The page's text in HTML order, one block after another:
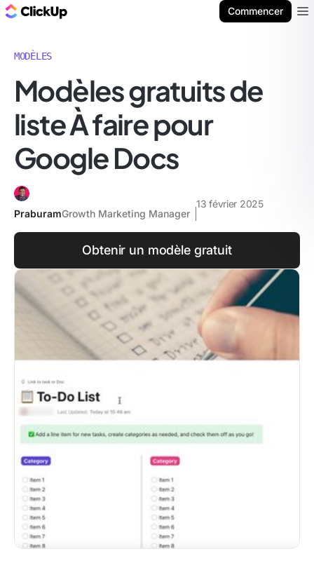
Commencer
MODÈLES
Modèles gratuits de
liste À faire pour
Google Docs
PraburamGrowth Marketing Manager
13 février 2025
Obtenir un modèle gratuit